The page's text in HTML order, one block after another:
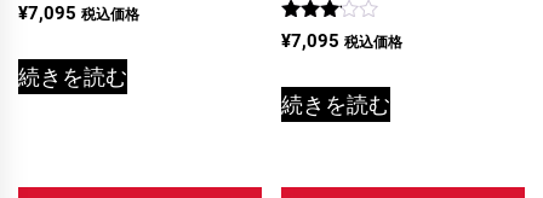
¥7,095 税込価格
続きを読む
5段階
の評価
¥7,095 税込価格
続きを読む